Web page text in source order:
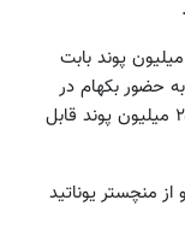
منچستر در ابتدای قراردادش با رئال مبلغ ۱۷/۵ میلیون پوند بابت
حضور بکهام در
رقابتهای لیگ قهرمانان و نمایش او در رئال تا ۲۵ میلیون پوند قابل
منچستر یوناتید